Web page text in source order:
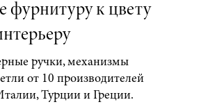
фурнитуру к цвету
ручки, механизмы
от 10 производителей
Турции и Греции.